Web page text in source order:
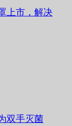
上市，解决
双手灭菌